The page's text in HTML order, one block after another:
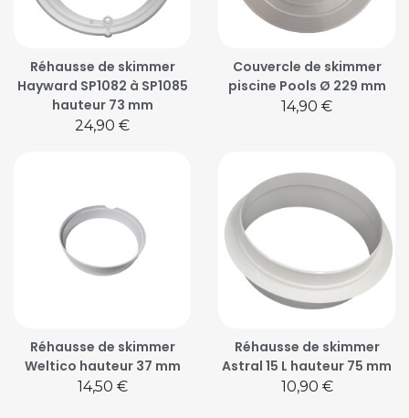
Réhausse de skimmer
Hayward SP1082 à SP1085
hauteur 73 mm
Prix
24,90 €
Couvercle de skimmer
piscine Pools Ø 229 mm
Prix
14,90 €
Réhausse de skimmer
Weltico hauteur 37 mm
Prix
14,50 €
Réhausse de skimmer
Astral 15 L hauteur 75 mm
Prix
10,90 €